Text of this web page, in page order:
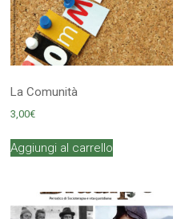
La Comunità
3,00€
Aggiungi al carrello